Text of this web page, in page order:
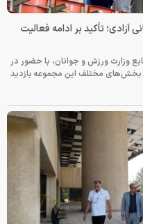
تأکید بر ادامه فعالیت
وزارت ورزش و جوانان، با حضور در
بخش‌های مختلف این مجموعه بازدید